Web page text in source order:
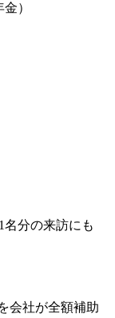
）
分の来訪にも
会社が全額補助